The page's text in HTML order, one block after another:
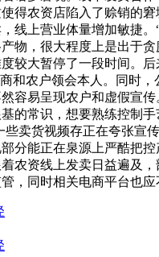
得农资店陷入了赊销的
线上营业体量增加敏捷
物，很大程度上是出于
较大暂停了一段时间。
和农户领会本人。同时
容易呈现农户和虚假宣
的常识，想要熟练控制
卖货视频存正在夸张
分能正在泉源上严酷把
农资线上发卖日益遍及
，同时相关电商平台也应